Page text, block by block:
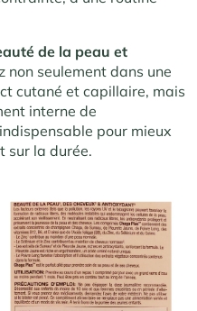
de la peau et
non seulement dans une
cutané et capillaire, mais
interne de
pour mieux
sur la durée.